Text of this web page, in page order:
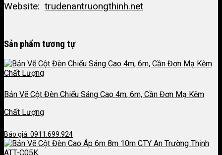
Website: trudenantruongthinh.net
Sản phẩm tương tự
Bản Vẽ Cột Đèn Chiếu Sáng Cao 4m, 6m, Cần Đơn Mạ Kẽm
Chất Lượng
Báo giá: 0911.699.924